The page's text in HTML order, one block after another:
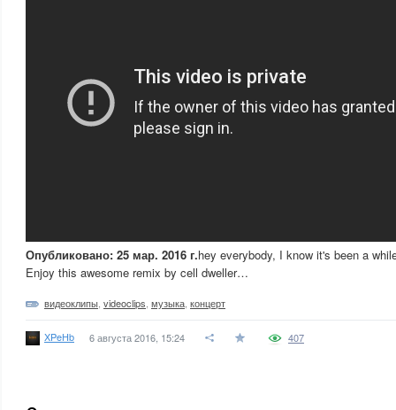
Опубликовано: 25 мар. 2016 г.hey everybody, I know it's been a
Enjoy this awesome remix by cell dweller…
видеоклипы videoclips музыка концерт
XPeHb 6 августа 2016, 15:24 407